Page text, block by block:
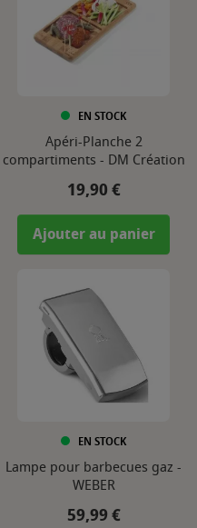
EN STOCK
Apéri-Planche 2
compartiments - DM Création
Prix
19,90 €
Ajouter au panier
EN STOCK
Lampe pour barbecues gaz -
WEBER
Prix
59,99 €